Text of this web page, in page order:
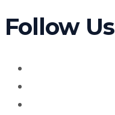
Follow Us